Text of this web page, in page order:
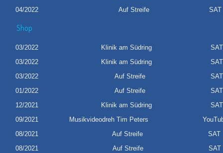
04/2022
Auf Streife SAT
Shop
03/2022 Klinik am Südring
SAT
03/2022
Klinik am Südring
SAT
03/2022
Auf Streife
SAT
01/2022
Auf Streife
12/2021
Klinik am Südring
09/2021
Musikvideodreh Tim Peters
08/2021
Auf Streife
SAT
08/2021
Auf Streife
SAT